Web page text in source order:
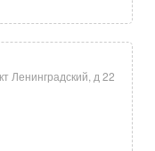
Ленинградский, д 22